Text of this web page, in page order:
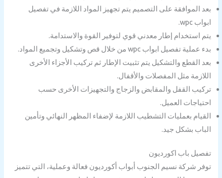
بعد الموافقة على التصميم يتم تجهيز المواد اللازمة في تفصيل
ابواب wpc.
يتم استخدام إطار معدني قوي لتوفير القوة والاستدامة.
بدء عملية تفصيل ابواب wpc من خلال قص وتشكيل وتجميع المواد.
بعد القطع والتشكيل يتم تثبيت الإطار ثم تركيب الأجزاء الأخرى
اللازمة مثل المفصلات والأقفال.
تركيب القفل والمقابض والزجاج والتجهيزات الأخرى حسب
احتياجات العميل.
القيام بعمليات التشطيب اللازمة لإضفاء المظهر النهائي وتأمين
الباب بشكل جيد.
تفصيل باب اكورديون
توفر شركة نسيم الجنوب أبواب أكورديون فعالة وعملية، التي تتميز